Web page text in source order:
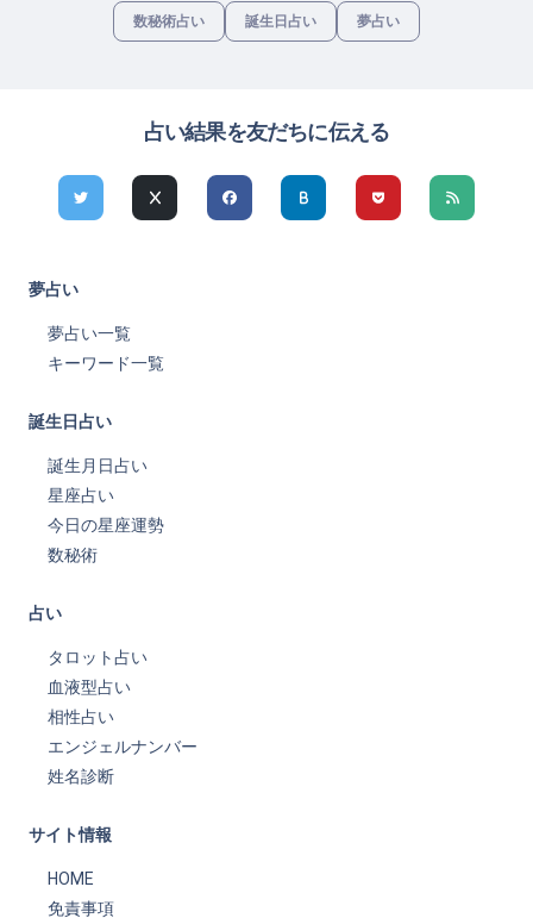
数秘術占い 誕生日占い 夢占い
占い結果を友だちに伝える
夢占い
夢占い一覧
キーワード一覧
誕生日占い
誕生月日占い
星座占い
今日の星座運勢
数秘術
占い
タロット占い
血液型占い
相性占い
エンジェルナンバー
姓名診断
サイト情報
HOME
免責事項